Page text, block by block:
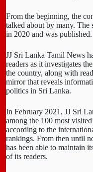
From the beginning, the
talked about by many. The
in 2020 and was published.
JJ Sri Lanka Tamil News
readers as it investigates
the country, along with
mirror that reveals
politics in Sri Lanka.
In February 2021, JJ Sri
among the 100 most
according to the
rankings. From then until
has been able to maintain
of its readers.